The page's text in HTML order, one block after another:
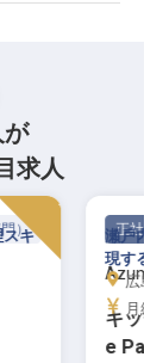
求人
）
スキ
正社
キ
e
瀬戸
現す
広